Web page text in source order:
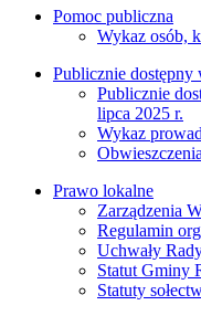
Pomoc publiczna
Wykaz osób,
Publicznie dostępny
Publicznie
lipca 2025 r.
Wykaz
Obwieszczenia
Prawo lokalne
Zarządzenia
Regulamin
Uchwały
Statut Gminy
Statuty